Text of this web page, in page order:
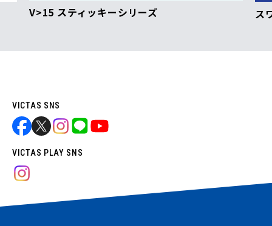
V>15 スティッキーシリーズ ス
VICTAS SNS
VICTAS PLAY SNS